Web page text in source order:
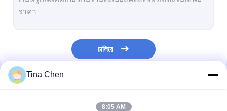
চালিয়ে
หมวดหมู่ของเรา
Tina Chen
8:05 AM